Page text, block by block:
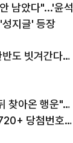
남았다"...'윤석
지글' 등장
반도 빗겨간다…
찾아온 행운"…
당첨번호조